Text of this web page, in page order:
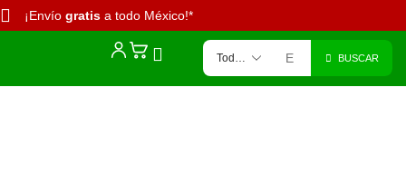
¡Envío gratis a todo México!*
BUSCAR